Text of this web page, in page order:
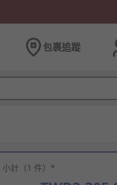
包裹追蹤
小計（1 件）*